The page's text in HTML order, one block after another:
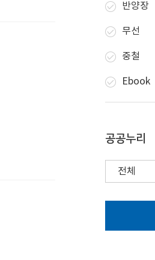
반양장
무선
중철
Ebook
공공누리